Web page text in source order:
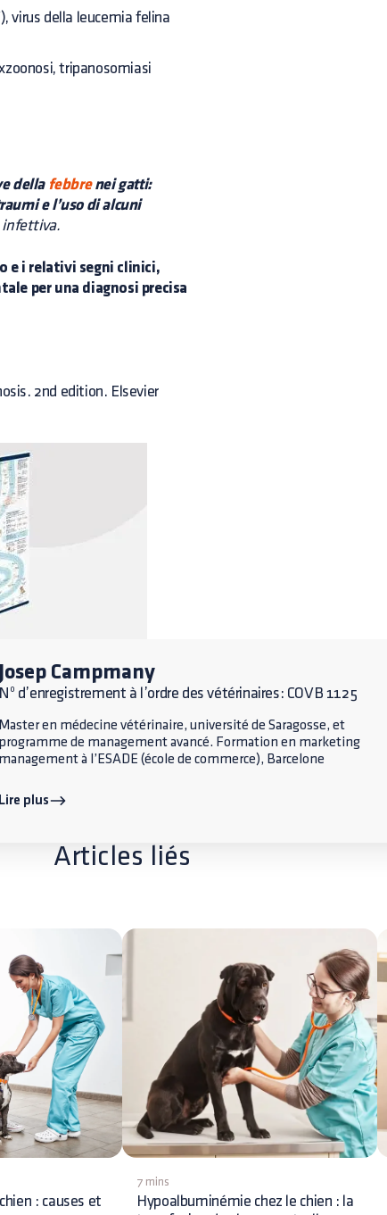
virus della leucemia felina
tripanosomiasi
dellafebbrenei gatti:
e l’uso di alcuni
infettiva.
e i relativi segni clinici,
per una diagnosi precisa
2nd edition. Elsevier
Josep Campmany
Nº d’enregistrement à l’ordre des vétérinaires: COVB 1125
Master en médecine vétérinaire, université de Saragosse, et
programme de management avancé. Formation en marketing
management à l’ESADE (école de commerce), Barcelone
Lire plus
Articles liés
: causes et
7 mins
Hypoalbuminémie chez le chien : la